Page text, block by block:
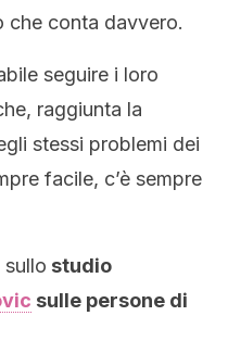
che conta davvero.
seguire i loro
raggiunta la
stessi problemi dei
facile, c’è sempre
studio
sulle persone di